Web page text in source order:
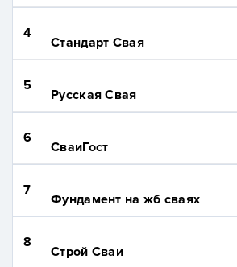
4
Стандарт Свая
5
Русская Свая
6
СваиГост
7
Фундамент на жб сваях
8
Строй Сваи